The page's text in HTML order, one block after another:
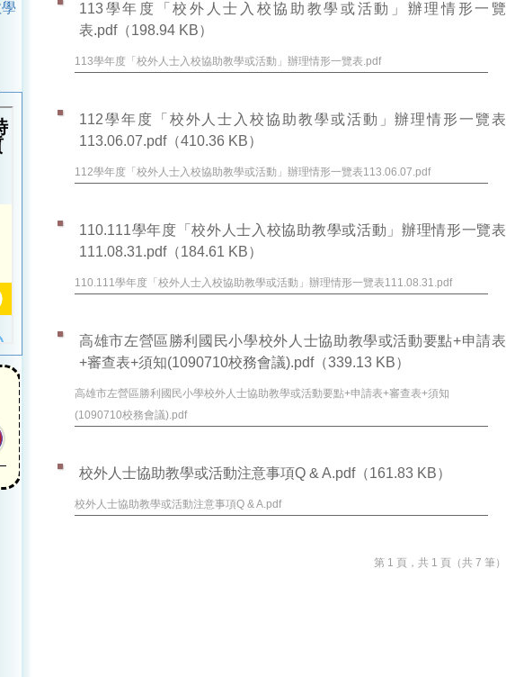
113學年度「校外人士入校協助教學或活動」辦理情形一覽
表.pdf（198.94 KB）
113學年度「校外人士入校協助教學或活動」辦理情形一覽表.pdf
112學年度「校外人士入校協助教學或活動」辦理情形一覽表
113.06.07.pdf（410.36 KB）
112學年度「校外人士入校協助教學或活動」辦理情形一覽表113.06.07.pdf
110.111學年度「校外人士入校協助教學或活動」辦理情形一覽表
111.08.31.pdf（184.61 KB）
110.111學年度「校外人士入校協助教學或活動」辦理情形一覽表111.08.31.pdf
高雄市左營區勝利國民小學校外人士協助教學或活動要點+申請表
+審查表+須知(1090710校務會議).pdf（339.13 KB）
高雄市左營區勝利國民小學校外人士協助教學或活動要點+申請表+審查表+須知
(1090710校務會議).pdf
校外人士協助教學或活動注意事項Q & A.pdf（161.83 KB）
校外人士協助教學或活動注意事項Q & A.pdf
第 1 頁，共 1 頁（共 7 筆）